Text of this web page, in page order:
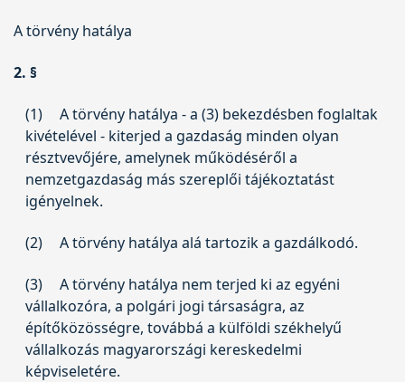
A törvény hatálya
2. §
(1)
A törvény hatálya - a (3) bekezdésben foglaltak
kivételével - kiterjed a gazdaság minden olyan
résztvevőjére, amelynek működéséről a
nemzetgazdaság más szereplői tájékoztatást
igényelnek.
(2) A törvény hatálya alá tartozik a gazdálkodó.
(3)
A törvény hatálya nem terjed ki az egyéni
vállalkozóra, a polgári jogi társaságra, az
építőközösségre, továbbá a külföldi székhelyű
vállalkozás magyarországi kereskedelmi
képviseletére.